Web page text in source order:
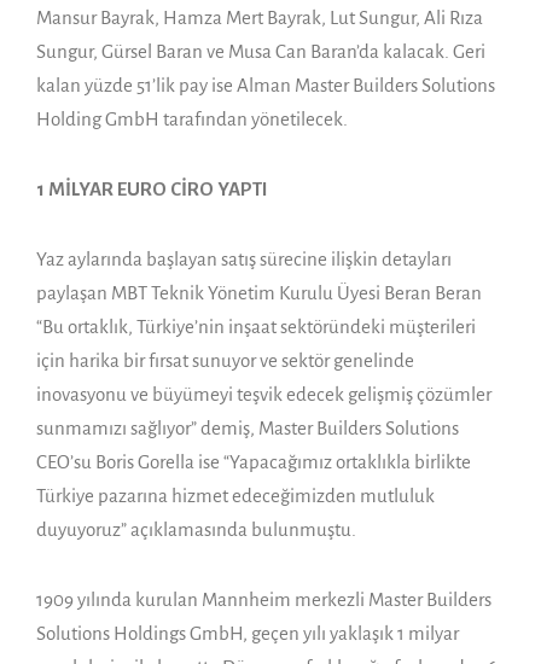
Mansur Bayrak, Hamza Mert Bayrak, Lut Sungur, Ali Rıza
Sungur, Gürsel Baran ve Musa Can Baran’da kalacak. Geri
kalan yüzde 51’lik pay ise Alman Master Builders Solutions
Holding GmbH tarafından yönetilecek.
1 MİLYAR EURO CİRO YAPTI
Yaz aylarında başlayan satış sürecine ilişkin detayları
paylaşan MBT Teknik Yönetim Kurulu Üyesi Beran Beran
“Bu ortaklık, Türkiye’nin inşaat sektöründeki müşterileri
için harika bir fırsat sunuyor ve sektör genelinde
inovasyonu ve büyümeyi teşvik edecek gelişmiş çözümler
sunmamızı sağlıyor” demiş, Master Builders Solutions
CEO’su Boris Gorella ise “Yapacağımız ortaklıkla birlikte
Türkiye pazarına hizmet edeceğimizden mutluluk
duyuyoruz” açıklamasında bulunmuştu.
1909 yılında kurulan Mannheim merkezli Master Builders
Solutions Holdings GmbH, geçen yılı yaklaşık 1 milyar